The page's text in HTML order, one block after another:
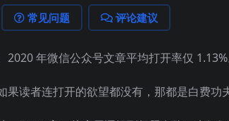
常见问题 评论建议
2020 年微信公众号文章平均打开率仅 1.13%
果读者连打开的欲望都没有，那都是白费功夫